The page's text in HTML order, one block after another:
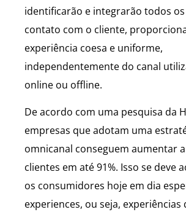
identificarão e integrarão todos
contato com o cliente,
experiência coesa e uniforme,
independentemente do canal
online ou offline.
De acordo com uma pesquisa da
empresas que adotam uma
omnicanal conseguem aumentar
clientes em até 91%. Isso se deve
os consumidores hoje em dia
experiences, ou seja, experiências